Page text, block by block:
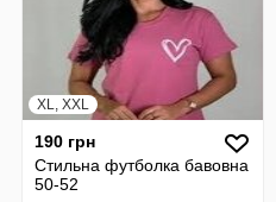
XL, XXL
190 грн
Стильна футболка бавовна
50-52